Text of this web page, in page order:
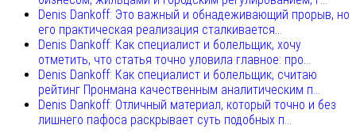
Denis Dankoff: Это важный и обнадеживающий прорыв, но
его практическая реализация сталкивается...
Denis Dankoff: Как специалист и болельщик, хочу
отметить, что статья точно уловила главное: про...
Denis Dankoff: Как специалист и болельщик, считаю
рейтинг Пронмана качественным аналитическим п...
Denis Dankoff: Отличный материал, который точно и без
лишнего пафоса раскрывает суть подобных п...